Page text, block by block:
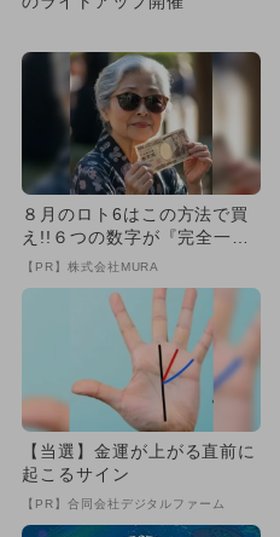
８月のロト6はこの方法で買
え!!６つの数字が『完全一
致』する方法
【PR】株式会社MURA
【当選】金運が上がる直前に
起こるサイン
【PR】合同会社デジタルファーム